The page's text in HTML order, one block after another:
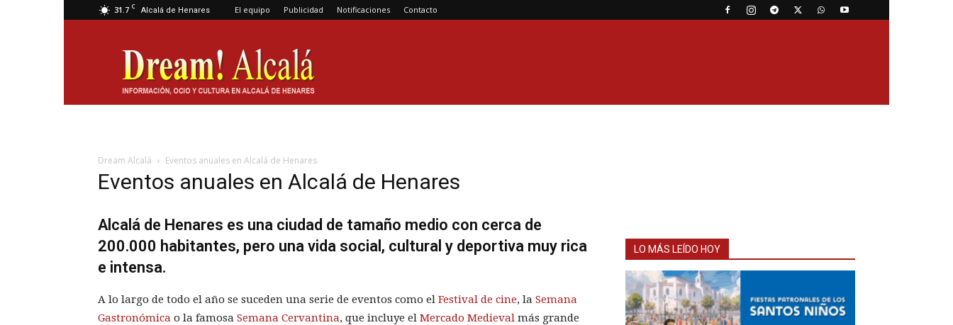
31.7 C Alcalá de Henares El equipo Publicidad Notificaciones Contacto
Dream
Alcalá
Dream Alcalá Eventos anuales en Alcalá de Henares
Eventos anuales en Alcalá de Henares
Alcalá de Henares es una ciudad de tamaño medio con cerca de
200.000 habitantes, pero una vida social, cultural y deportiva muy rica
e intensa.
A lo largo de todo el año se suceden una serie de eventos como el Festival de cine, la Semana
Gastronómica o la famosa Semana Cervantina, que incluye el Mercado Medieval más grande
LO MÁS LEÍDO HOY